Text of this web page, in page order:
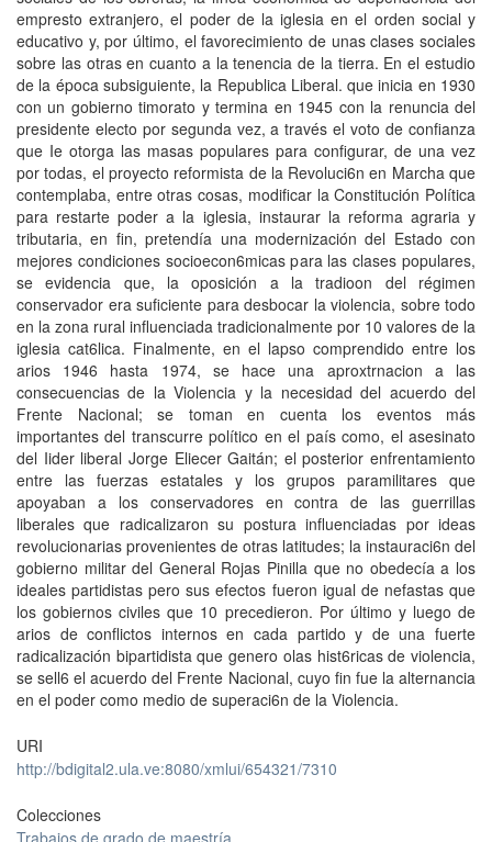
empresto extranjero, el poder de la iglesia en el orden social y
educativo y, por último, el favorecimiento de unas clases sociales
sobre las otras en cuanto a la tenencia de la tierra. En el estudio
de la época subsiguiente, la Republica Liberal. que inicia en 1930
con un gobierno timorato y termina en 1945 con la renuncia del
presidente electo por segunda vez, a través el voto de confianza
que Ie otorga las masas populares para configurar, de una vez
por todas, el proyecto reformista de la Revoluci6n en Marcha que
contemplaba, entre otras cosas, modificar la Constitución Política
para restarte poder a la iglesia, instaurar la reforma agraria y
tributaria, en fin, pretendía una modernización del Estado con
mejores condiciones socioecon6micas para las clases populares,
se evidencia que, la oposición a la tradioon del régimen
conservador era suficiente para desbocar la violencia, sobre todo
en la zona rural influenciada tradicionalmente por 10 valores de la
iglesia cat6lica. Finalmente, en el lapso comprendido entre los
arios 1946 hasta 1974, se hace una aproxtrnacion a las
consecuencias de la Violencia y la necesidad del acuerdo del
Frente Nacional; se toman en cuenta los eventos más
importantes del transcurre político en el país como, el asesinato
del Iider liberal Jorge Eliecer Gaitán; el posterior enfrentamiento
entre las fuerzas estatales y los grupos paramilitares que
apoyaban a los conservadores en contra de las guerrillas
liberales que radicalizaron su postura influenciadas por ideas
revolucionarias provenientes de otras latitudes; la instauraci6n del
gobierno militar del General Rojas Pinilla que no obedecía a los
ideales partidistas pero sus efectos fueron igual de nefastas que
los gobiernos civiles que 10 precedieron. Por último y luego de
arios de conflictos internos en cada partido y de una fuerte
radicalización bipartidista que genero olas hist6ricas de violencia,
se sell6 el acuerdo del Frente Nacional, cuyo fin fue la alternancia
en el poder como medio de superaci6n de la Violencia.
URI
http://bdigital2.ula.ve:8080/xmlui/654321/7310
Colecciones
Trabajos de grado de maestría